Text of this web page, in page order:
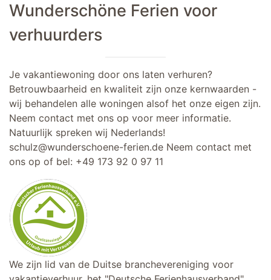
Wunderschöne Ferien voor
verhuurders
Je vakantiewoning door ons laten verhuren?
Betrouwbaarheid en kwaliteit zijn onze kernwaarden -
wij behandelen alle woningen alsof het onze eigen zijn.
Neem contact met ons op voor meer informatie.
Natuurlijk spreken wij Nederlands!
schulz@wunderschoene-ferien.de Neem contact met
ons op of bel: +49 173 92 0 97 11
We zijn lid van de Duitse branchevereniging voor